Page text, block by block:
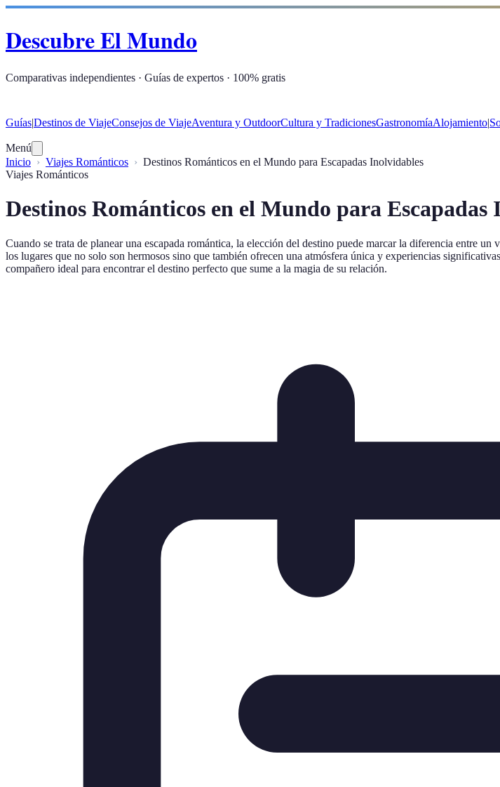
Descubre El Mundo
Comparativas independientes · Guías de expertos · 100% gratis
Guías|Destinos de ViajeConsejos de ViajeAventura y OutdoorCultura y TradicionesGastronomíaAlojamiento|
Menú
Inicio
Viajes Románticos
Destinos Románticos en el Mundo para Escapadas Inolvidables
Viajes Románticos
Destinos Románticos en el Mundo para Escapadas
Cuando se trata de planear una escapada romántica, la elección del destino puede marcar la diferencia entre
los lugares que no solo son hermosos sino que también ofrecen una atmósfera única y experiencias
compañero ideal para encontrar el destino perfecto que sume a la magia de su relación.